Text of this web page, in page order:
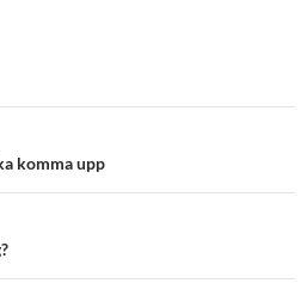
komma upp